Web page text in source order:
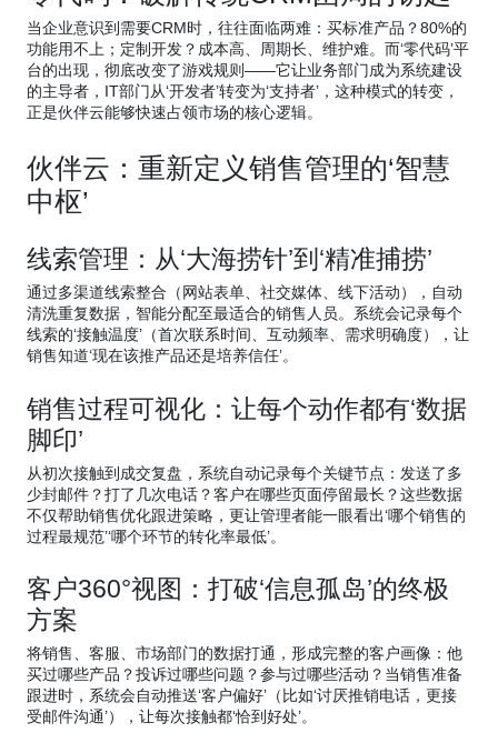
当企业意识到需要CRM时，往往面临两难：买标准产品？80%的
功能用不上；定制开发？成本高、周期长、维护难。而‘零代码’平
台的出现，彻底改变了游戏规则——它让业务部门成为系统建设
的主导者，IT部门从‘开发者’转变为‘支持者’，这种模式的转变，
正是伙伴云能够快速占领市场的核心逻辑。
伙伴云：重新定义销售管理的‘智慧
中枢’
线索管理：从‘大海捞针’到‘精准捕捞’
通过多渠道线索整合（网站表单、社交媒体、线下活动），自动
清洗重复数据，智能分配至最适合的销售人员。系统会记录每个
线索的‘接触温度’（首次联系时间、互动频率、需求明确度），让
销售知道‘现在该推产品还是培养信任’。
销售过程可视化：让每个动作都有‘数据
脚印’
从初次接触到成交复盘，系统自动记录每个关键节点：发送了多
少封邮件？打了几次电话？客户在哪些页面停留最长？这些数据
不仅帮助销售优化跟进策略，更让管理者能一眼看出‘哪个销售的
过程最规范’‘哪个环节的转化率最低’。
客户360°视图：打破‘信息孤岛’的终极
方案
将销售、客服、市场部门的数据打通，形成完整的客户画像：他
买过哪些产品？投诉过哪些问题？参与过哪些活动？当销售准备
跟进时，系统会自动推送‘客户偏好’（比如‘讨厌推销电话，更接
受邮件沟通’），让每次接触都‘恰到好处’。